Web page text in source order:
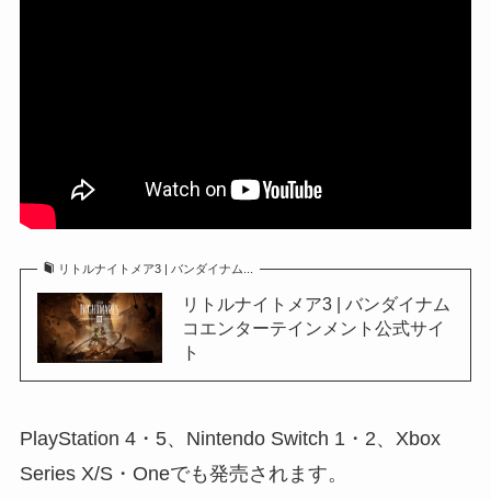
リトルナイトメア3 | バンダイナム...
リトルナイトメア3 | バンダイナム
コエンターテインメント公式サイ
ト
PlayStation 4・5、Nintendo Switch 1・2、Xbox
Series X/S・Oneでも発売されます。